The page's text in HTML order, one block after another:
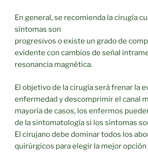
En general, se recomienda la cirugía
síntomas son
progresivos o existe un grado de
evidente con cambios de señal
resonancia magnética.
El objetivo de la cirugía será frenar la
enfermedad y descomprimir el canal
mayoría de casos, los enfermos
de la sintomatología si los síntomas
El cirujano debe dominar todos los
quirúrgicos para elegir la mejor